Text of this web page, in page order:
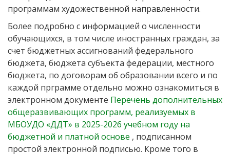
программам художественной направленности.
Более подробно с информацией о численности
обучающихся, в том числе иностранных граждан, за
счет бюджетных ассигнований федерального
бюджета, бюджета субъекта федерации, местного
бюджета, по договорам об образовании всего и по
каждой прграмме отдельно можно ознакомиться в
электронном документе Перечень дополнительных
общеразвивающих программ, реализуемых в
МБОУДО «ДДТ» в 2025-2026 учебном году на
бюджетной и платной основе , подписанном
простой электронной подписью. Кроме того в